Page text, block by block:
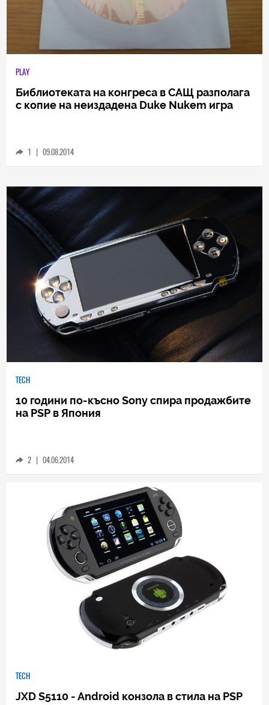
PLAY
Библиотеката на конгреса в САЩ разполага
с копие на неиздадена Duke Nukem игра
1 | 09.08.2014
TECH
10 години по-късно Sony спира продажбите
на PSP в Япония
2 | 04.06.2014
TECH
JXD S5110 - Android конзола в стила на PSP